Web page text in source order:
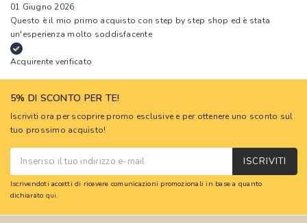
01 Giugno 2026
Questo è il mio primo acquisto con step by step shop ed è stata
un'esperienza molto soddisfacente
Acquirente verificato
5% DI SCONTO PER TE!
Iscriviti ora per scoprire promo esclusive e per ottenere uno sconto sul
tuo prossimo acquisto!
ISCRIVITI
Iscrivendoti accetti di ricevere comunicazioni promozionali in base a quanto
dichiarato qui.